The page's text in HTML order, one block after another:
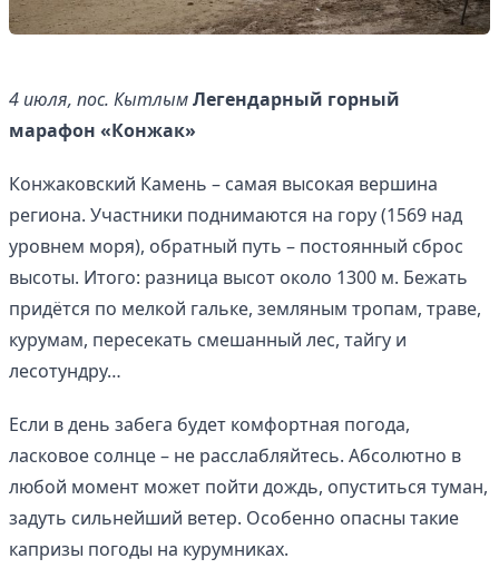
4 июля, пос. КытлымЛегендарный горный
марафон «Конжак»
Конжаковский Камень – самая высокая вершина
региона. Участники поднимаются на гору (1569 над
уровнем моря), обратный путь – постоянный сброс
высоты. Итого: разница высот около 1300 м. Бежать
придётся по мелкой гальке, земляным тропам, траве,
курумам, пересекать смешанный лес, тайгу и
лесотундру…
Если в день забега будет комфортная погода,
ласковое солнце – не расслабляйтесь. Абсолютно в
любой момент может пойти дождь, опуститься туман,
задуть сильнейший ветер. Особенно опасны такие
капризы погоды на курумниках.